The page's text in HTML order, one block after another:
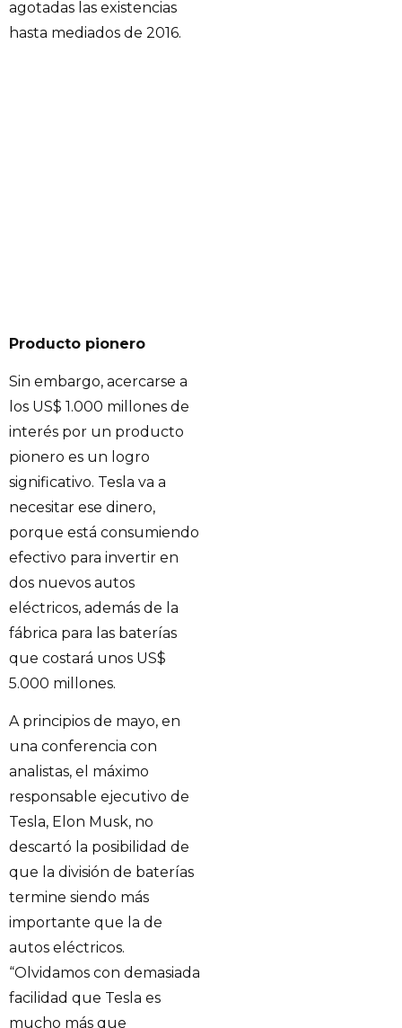
agotadas las existencias
hasta mediados de 2016.
Producto pionero
Sin embargo, acercarse a
los US$ 1.000 millones de
interés por un producto
pionero es un logro
significativo. Tesla va a
necesitar ese dinero,
porque está consumiendo
efectivo para invertir en
dos nuevos autos
eléctricos, además de la
fábrica para las baterías
que costará unos US$
5.000 millones.
A principios de mayo, en
una conferencia con
analistas, el máximo
responsable ejecutivo de
Tesla, Elon Musk, no
descartó la posibilidad de
que la división de baterías
termine siendo más
importante que la de
autos eléctricos.
“Olvidamos con demasiada
facilidad que Tesla es
mucho más que